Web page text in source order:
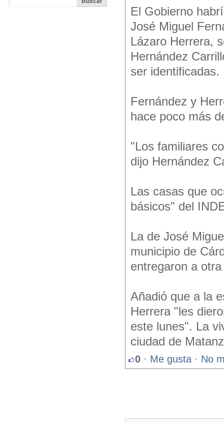
El Gobierno
José Miguel
Lázaro Herrera,
Hernández
ser identificadas.
Fernández y
hace poco más
"Los familiares
dijo Hernández
Las casas que
básicos" del
La de José
municipio de
entregaron a
Añadió que a la
Herrera "les
este lunes". La
ciudad de
0 · Me gusta · No